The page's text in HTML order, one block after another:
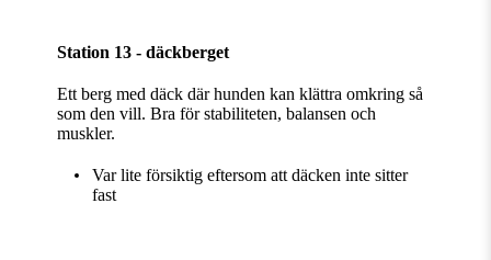
Station 13 - däckberget
Ett berg med däck där hunden kan klättra omkring så
som den vill. Bra för stabiliteten, balansen och
muskler.
Var lite försiktig eftersom att däcken inte sitter
fast